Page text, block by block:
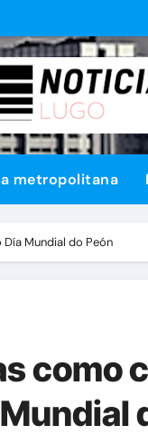
metropolitana
Mundial do Peón
como